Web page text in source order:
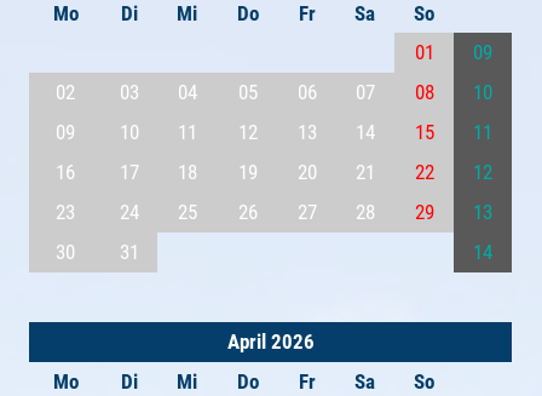
Mo
Di Mi Do Fr Sa
So
01
09
02
03 04 05 06 07 08
10
09
10 11 12 13 14 15
11
16
17 18 19 20 21 22
12
23
24 25 26 27 28 29
13
30
31 14
April 2026
Mo
Di Mi Do Fr Sa
So